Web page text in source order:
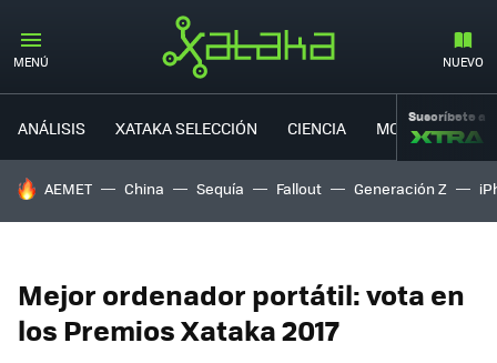
MENÚ NUEVO
ANÁLISIS XATAKA SELECCIÓN CIENCIA MOVILIDAD
Suscríbete a
HOY SE HABLA DE
AEMET China Sequía Fallout Generación Z
Mejor ordenador portátil: vota en
los Premios Xataka 2017